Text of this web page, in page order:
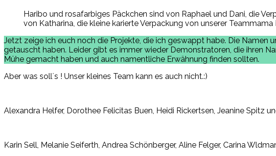
Haribo und rosafarbiges Päckchen sind von Raphael und Dani, die
von Katharina, die kleine karierte Verpackung von unserer
Jetzt zeige ich euch noch die Projekte, die ich geswappt habe. Die Namen
getauscht haben. Leider gibt es immer wieder Demonstratoren, die ihren
Mühe gemacht haben und auch namentliche Erwähnung finden sollten.
Aber was soll´s ! Unser kleines Team kann es auch nicht.:)
Alexandra Helfer, Dorothee Felicitas Buen, Heidi Rickertsen, Jeanine Spitz
Karin Sell, Melanie Seiferth, Andrea Schönberger, Aline Felger, Carina